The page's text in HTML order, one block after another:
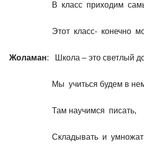
В класс приходим
Этот класс- конечно
Жоламан: Школа – это светлый
Мы учиться будем в
Там научимся писать,
Складывать и